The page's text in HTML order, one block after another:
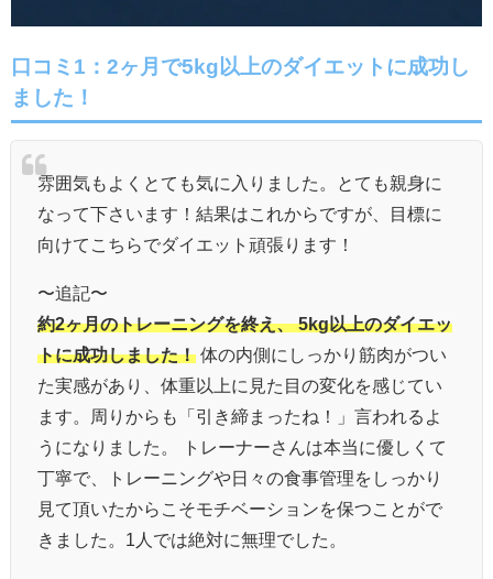
口コミ1：2ヶ月で5kg以上のダイエットに成功し
ました！
雰囲気もよくとても気に入りました。とても親身に
なって下さいます！結果はこれからですが、目標に
向けてこちらでダイエット頑張ります！
〜追記〜
約2ヶ月のトレーニングを終え、 5kg以上のダイエッ
トに成功しました！ 体の内側にしっかり筋肉がつい
た実感があり、体重以上に見た目の変化を感じてい
ます。周りからも「引き締まったね！」言われるよ
うになりました。 トレーナーさんは本当に優しくて
丁寧で、トレーニングや日々の食事管理をしっかり
見て頂いたからこそモチベーションを保つことがで
きました。1人では絶対に無理でした。